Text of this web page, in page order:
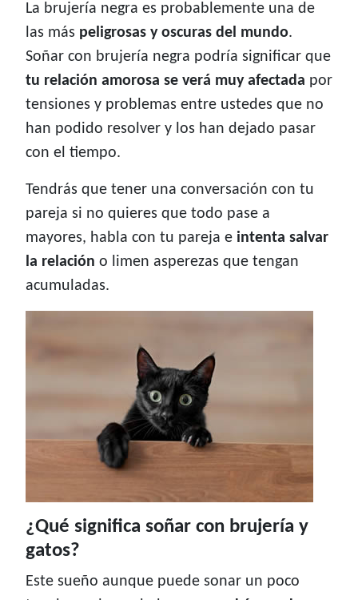
La brujería negra es probablemente una de
las más peligrosas y oscuras del mundo.
Soñar con brujería negra podría significar que
tu relación amorosa se verá muy afectada por
tensiones y problemas entre ustedes que no
han podido resolver y los han dejado pasar
con el tiempo.
Tendrás que tener una conversación con tu
pareja si no quieres que todo pase a
mayores, habla con tu pareja e intenta salvar
la relación o limen asperezas que tengan
acumuladas.
¿Qué significa soñar con brujería y
gatos?
Este sueño aunque puede sonar un poco